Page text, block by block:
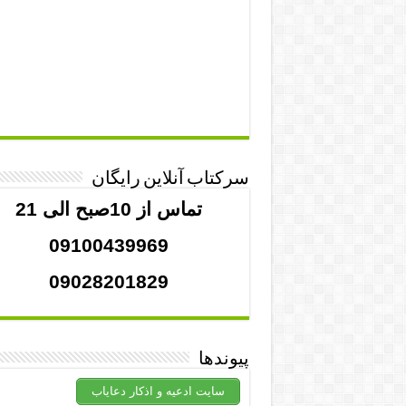
سرکتاب آنلاین رایگان
تماس از 10صبح الی 21
09100439969
09028201829
پیوندها
سایت ادعیه و اذکار دعایاب